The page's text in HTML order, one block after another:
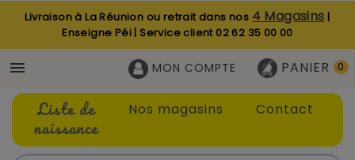
Livraison à La Réunion ou retrait dans nos 4 Magasins |
Enseigne Péi | Service client02 62 35 00 00
 PANIER 0
MON COMPTE
Liste de
naissance
Nos magasins Contact